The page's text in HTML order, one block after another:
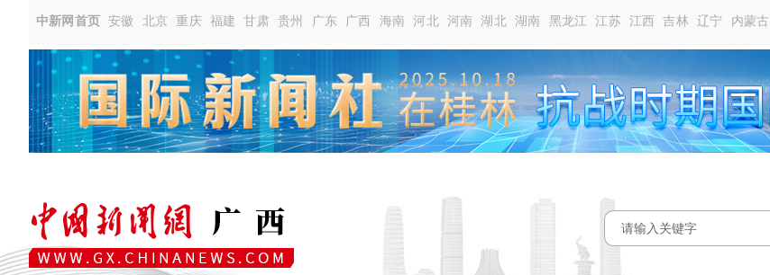
中新网首页 安徽 北京 重庆 福建 甘肃 贵州 广东 广西 海南 河北 河南 湖北 湖南 黑龙江 江苏 江西 吉林 辽宁 内蒙古